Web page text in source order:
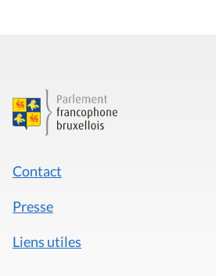
Contact
Presse
Liens utiles